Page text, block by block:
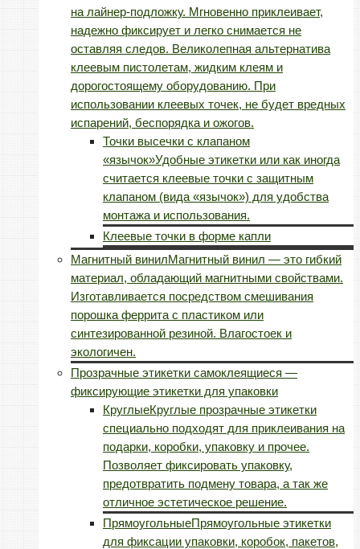
на лайнер-подложку. Мгновенно приклеивает,
надежно фиксирует и легко снимается не
оставляя следов. Великолепная альтернатива
клеевым пистолетам, жидким клеям и
дорогостоящему оборудованию. При
использовании клеевых точек, не будет вредных
испарений, беспорядка и ожогов.
Точки высечки с клапаном
«язычок»Удобные этикетки или как иногда
считается клеевые точки с защитным
клапаном (вида «язычок») для удобства
монтажа и использования.
Клеевые точки в форме капли
Магнитный винилМагнитный винил — это гибкий
материал, обладающий магнитными свойствами.
Изготавливается посредством смешивания
порошка феррита с пластиком или
синтезированной резиной. Влагостоек и
экологичен.
Прозрачные этикетки самоклеящиеся —
фиксирующие этикетки для упаковки
КруглыеКруглые прозрачные этикетки
специально подходят для приклеивания на
подарки, коробки, упаковку и прочее.
Позволяет фиксировать упаковку,
предотвратить подмену товара, а так же
отличное эстетическое решение.
ПрямоугольныеПрямоугольные этикетки
для фиксации упаковки, коробок, пакетов,